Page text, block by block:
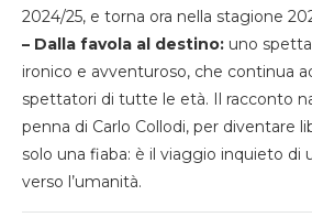
2024/25, e torna ora nella stagione
– Dalla favola al destino: uno
ironico e avventuroso, che continua
spettatori di tutte le età. Il racconto
penna di Carlo Collodi, per diventare
solo una fiaba: è il viaggio inquieto di
verso l’umanità.